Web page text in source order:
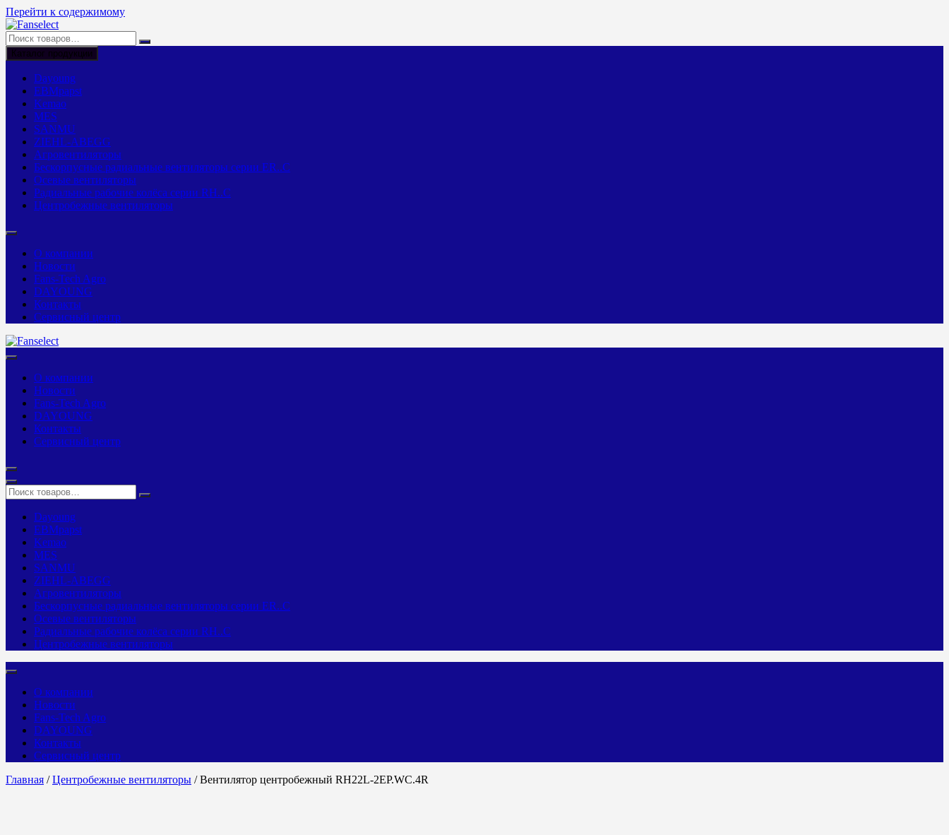
Перейти к содержимому
Каталог продукции
Dayoung
EBMpapst
Kemao
MES
SANMU
ZIEHL-ABEGG
Агровентиляторы
Бескорпусные радиальные вентиляторы серии ER..C
Осевые вентиляторы
Радиальные рабочие колёса серии RH..C
Центробежные вентиляторы
О компании
Новости
Fans-Tech Agro
DAYOUNG
Контакты
Сервисный центр
О компании
Новости
Fans-Tech Agro
DAYOUNG
Контакты
Сервисный центр
Dayoung
EBMpapst
Kemao
MES
SANMU
ZIEHL-ABEGG
Агровентиляторы
Бескорпусные радиальные вентиляторы серии ER..C
Осевые вентиляторы
Радиальные рабочие колёса серии RH..C
Центробежные вентиляторы
О компании
Новости
Fans-Tech Agro
DAYOUNG
Контакты
Сервисный центр
Главная /Центробежные вентиляторы / Вентилятор центробежный RH22L-2EP.WC.4R